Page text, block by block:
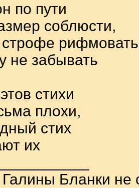
по пути
соблюсти,
строфе
не забывать
стихи
плохи,
стих
их
Бланки не